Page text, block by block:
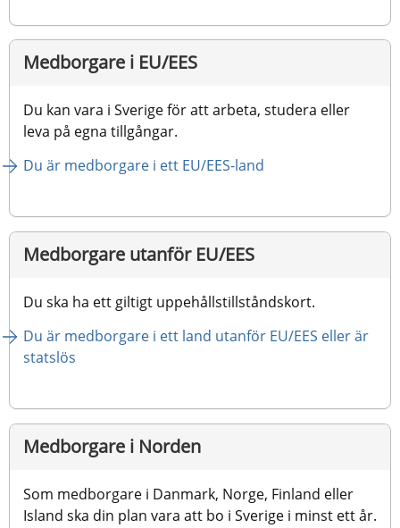
Medborgare i EU/EES
Du kan vara i Sverige för att arbeta, studera eller
leva på egna tillgångar.
Du är medborgare i ett EU/EES-land
Medborgare utanför EU/EES
Du ska ha ett giltigt uppehållstillståndskort.
Du är medborgare i ett land utanför EU/EES eller är
statslös
Medborgare i Norden
Som medborgare i Danmark, Norge, Finland eller
Island ska din plan vara att bo i Sverige i minst ett år.